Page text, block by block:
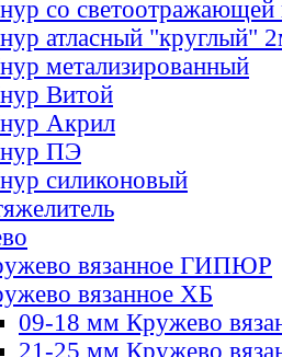
со светоотражающей
атласный "круглый"
метализированный
Витой
Акрил
ПЭ
силиконовый
вязанное ГИПЮР
вязанное ХБ
09-18 мм Кружево
21-25 мм Кружево